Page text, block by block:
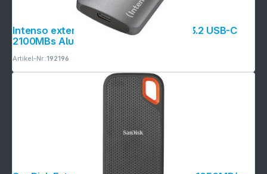
Intenso externe SSD TX800 1TB USB 3.2 USB-C
2100MBs Alu anthra
Artikel-Nr.:192196